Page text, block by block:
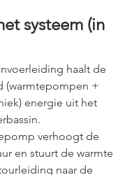
systeem (in
haalt de
(warmtepompen +
energie uit het
verhoogt de
en stuurt de warmte
naar de